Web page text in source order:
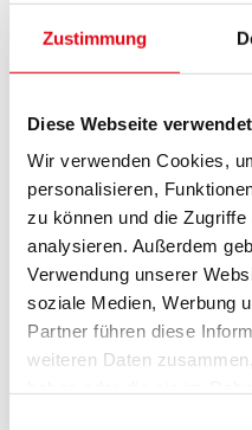
Zustimmung
Diese Webseite
Wir verwenden Cookies,
personalisieren,
zu können und die
analysieren. Außerdem
Verwendung unserer
soziale Medien, Werbung
Partner führen diese
weiteren Daten
Sprechtag:26.7.2016
Vereinbarung eines
Ziel des geplanten
Gehölzen in
Wiederbewaldung
Magerrasen im
Nordburgenland.
Förderungsgegenstand
Wiederherstellung